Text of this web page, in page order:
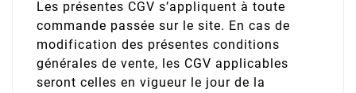
Les présentes CGV s’appliquent à toute
commande passée sur le site. En cas de
modification des présentes conditions
générales de vente, les CGV applicables
seront celles en vigueur le jour de la